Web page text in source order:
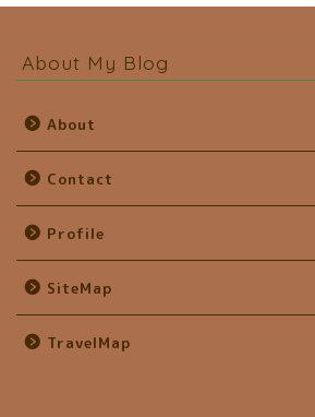
About My Blog
About
Contact
Profile
SiteMap
TravelMap